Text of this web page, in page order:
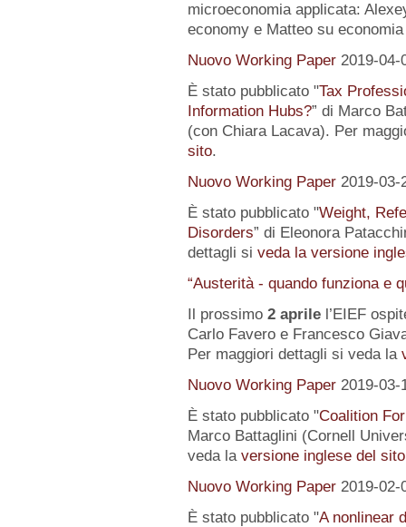
microeconomia applicata:
economy e Matteo su
Nuovo Working Paper 2019-04-
È stato pubblicato "Tax
Information Hubs?” di Marco
(con Chiara Lacava). Per
sito.
Nuovo Working Paper 2019-03-
È stato pubblicato "Weight,
Disorders” di Eleonora
dettagli si veda la versione
“Austerità - quando funziona e
Il prossimo 2 aprilel’EIEF
Carlo Favero e Francesco
Per maggiori dettagli si veda la
Nuovo Working Paper 2019-03-
È stato pubblicato "Coalition
Marco Battaglini (Cornell
veda la versione inglese del sito
Nuovo Working Paper 2019-02-
È stato pubblicato "A nonlinear